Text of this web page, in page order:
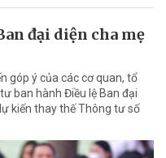
đại diện cha mẹ
góp ý của các cơ quan, tổ
ban hành Điều lệ Ban đại
kiến thay thế Thông tư số